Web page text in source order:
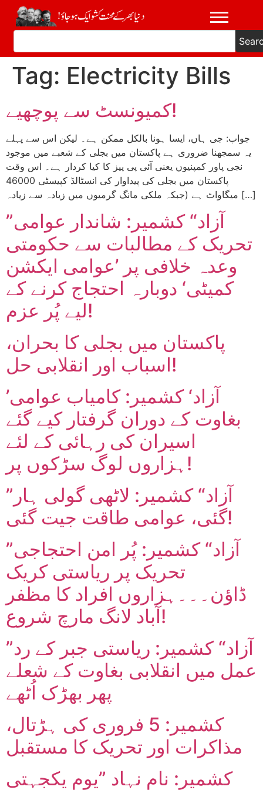
Tag: Electricity Bills
کمیونسٹ سے پوچھیے!
جواب: جی ہاں، ایسا ہونا بالکل ممکن ہے۔ لیکن اس سے پہلے
یہ سمجھنا ضروری ہے پاکستان میں بجلی کے شعبے میں موجود
نجی پاور کمپنیوں یعنی آئی پی پیز کا کیا کردار ہے۔ اس وقت
پاکستان میں بجلی کی پیداوار کی انسٹالڈ کپیسٹی 46000
میگاواٹ ہے (جبکہ ملکی مانگ گرمیوں میں زیادہ سے زیادہ […]
”آزاد“ کشمیر: شاندار عوامی
تحریک کے مطالبات سے حکومتی
وعدہ خلافی پر ’عوامی ایکشن
کمیٹی‘ دوبارہ احتجاج کرنے کے
لیے پُر عزم!
پاکستان میں بجلی کا بحران،
اسباب اور انقلابی حل!
’آزاد‘ کشمیر: کامیاب عوامی
بغاوت کے دوران گرفتار کیے گئے
اسیران کی رہائی کے لئے
ہزاروں لوگ سڑکوں پر!
”آزاد“ کشمیر: لاٹھی گولی ہار
گئی، عوامی طاقت جیت گئی!
”آزاد“ کشمیر: پُر امن احتجاجی
تحریک پر ریاستی کریک
ڈاؤن۔۔۔ہزاروں افراد کا مظفر
آباد لانگ مارچ شروع!
”آزاد“ کشمیر: ریاستی جبر کے رد
عمل میں انقلابی بغاوت کے شعلے
پھر بھڑک اُٹھے
کشمیر: 5 فروری کی ہڑتال،
مذاکرات اور تحریک کا مستقبل
کشمیر: نام نہاد ”یوم یکجہتی